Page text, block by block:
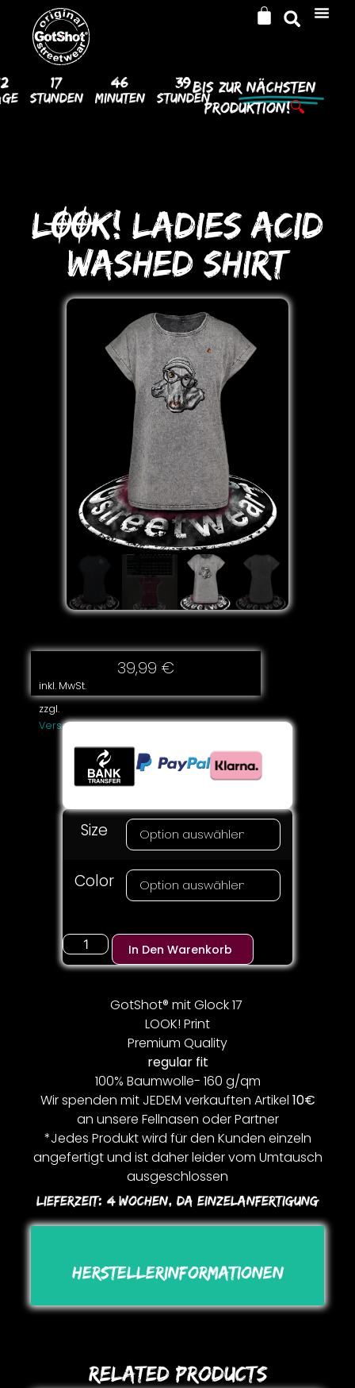
17
Stunden
46
Minuten
39
Stunden
Bis ZurNächsten
Produktion!🔍
LOOK! LADIES ACID
WASHED SHIRT
39,99 €
inkl. MwSt.
zzgl.
Versandkosten
Size
Color
In Den Warenkorb
GotShot® mit Glock 17
LOOK! Print
Premium Quality
regular fit
100% Baumwolle- 160 g/qm
Wir spenden mit JEDEM verkauften Artikel 10€
an unsere Fellnasen oder Partner
*Jedes Produkt wird für den Kunden einzeln
angefertigt und ist daher leider vom Umtausch
ausgeschlossen
Lieferzeit: 4 Wochen, Da Einzelanfertigung
Herstellerinformationen
Related Products